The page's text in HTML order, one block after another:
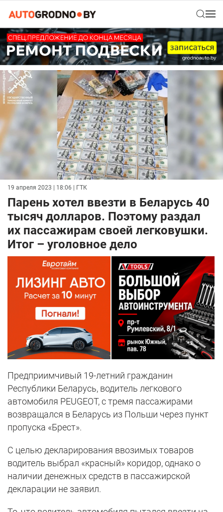
19 апреля 2023 | 18:06 | ГТК
Парень хотел ввезти в Беларусь 40
тысяч долларов. Поэтому раздал
их пассажирам своей легковушки.
Итог – уголовное дело
Предприимчивый 19-летний гражданин
Республики Беларусь, водитель легкового
автомобиля PEUGEOT, с тремя пассажирами
возвращался в Беларусь из Польши через пункт
пропуска «Брест».
С целью декларирования ввозимых товаров
водитель выбрал «красный» коридор, однако о
наличии денежных средств в пассажирской
декларации не заявил.